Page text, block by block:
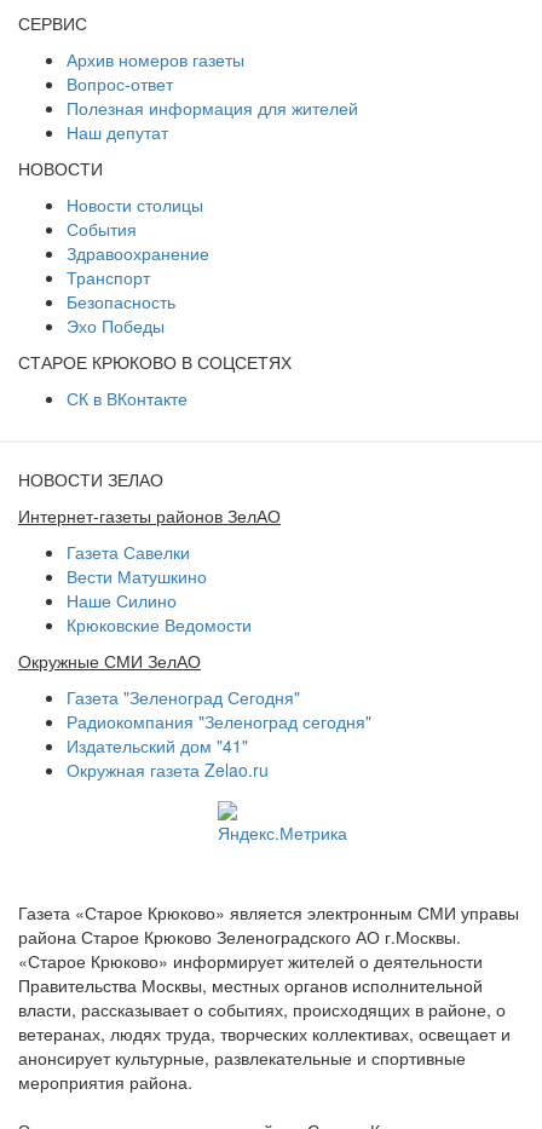
СЕРВИС
Архив номеров газеты
Вопрос-ответ
Полезная информация для жителей
Наш депутат
НОВОСТИ
Новости столицы
События
Здравоохранение
Транспорт
Безопасность
Эхо Победы
СТАРОЕ КРЮКОВО В СОЦСЕТЯХ
СК в ВКонтакте
НОВОСТИ ЗЕЛАО
Интернет-газеты районов ЗелАО
Газета Савелки
Вести Матушкино
Наше Силино
Крюковские Ведомости
Окружные СМИ ЗелАО
Газета "Зеленоград Сегодня"
Радиокомпания "Зеленоград сегодня"
Издательский дом "41"
Окружная газета Zelao.ru
Газета «Старое Крюково» является электронным СМИ управы
района Старое Крюково Зеленоградского АО г.Москвы.
«Старое Крюково» информирует жителей о деятельности
Правительства Москвы, местных органов исполнительной
власти, рассказывает о событиях, происходящих в районе, о
ветеранах, людях труда, творческих коллективах, освещает и
анонсирует культурные, развлекательные и спортивные
мероприятия района.